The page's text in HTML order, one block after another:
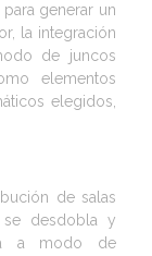
generar un
la integración
de juncos
elementos
elegidos,
de salas
desdobla y
a modo de